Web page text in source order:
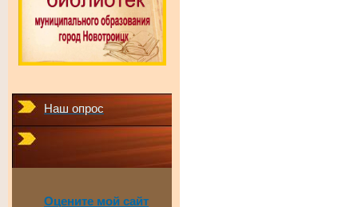
Наш опрос
Оцените мой сайт